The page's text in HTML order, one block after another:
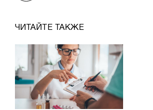
ЧИТАЙТЕ ТАКЖЕ